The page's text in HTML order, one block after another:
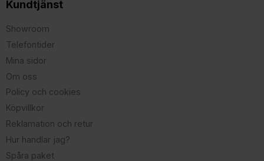
Kundtjänst
Showroom
Telefontider
Mina sidor
Om oss
Policy och cookies
Köpvillkor
Reklamation och retur
Hur handlar jag?
Spåra paket